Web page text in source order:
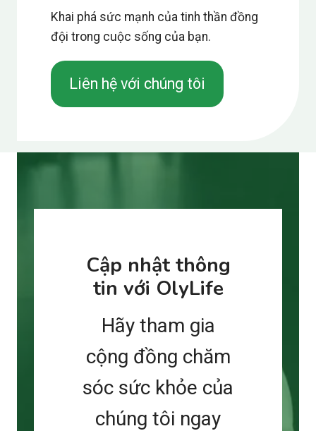
Khai phá sức mạnh của tinh thần đồng
đội trong cuộc sống của bạn.
Liên hệ với chúng tôi
Cập nhật thông
tin với OlyLife
Hãy tham gia
cộng đồng chăm
sóc sức khỏe của
chúng tôi ngay